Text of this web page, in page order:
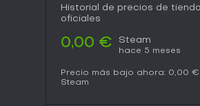
y multijugador, ofrece valor en su
todo sin gastar mucho. No obstante,
con lo P2W, lo que lo hace
en lugar de rivalidades intensas.
Historial de precios de
oficiales
0,00 € Steam
hace 5 meses
Precio más bajo ahora: 0,00 €
Steam